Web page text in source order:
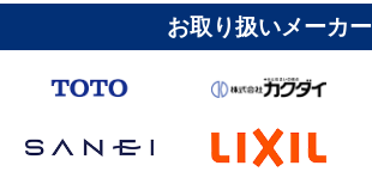
お取り扱いメーカー